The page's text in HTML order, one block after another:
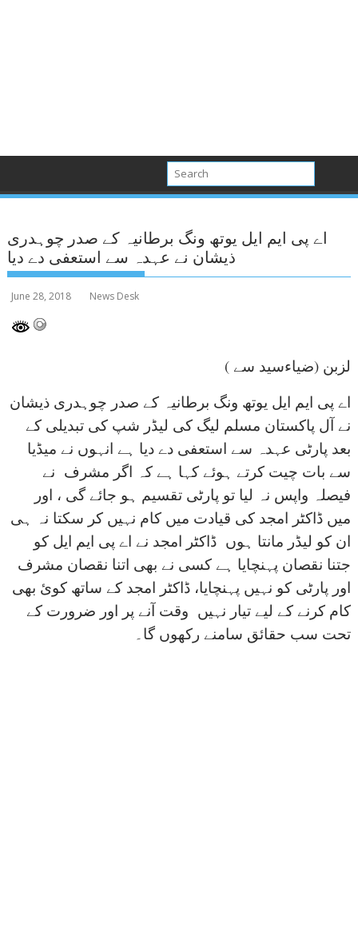
اے پی ایم ایل یوتھ ونگ برطانیہ کے صدر چوہدری
ذیشان نے عہدہ سے استعفی دے دیا
June 28, 2018 News Desk
لزبن (ضیاءسید سے )
اے پی ایم ایل یوتھ ونگ برطانیہ کے صدر چوہدری ذیشان
نے آل پاکستان مسلم لیگ کی لیڈر شپ کی تبدیلی کے
بعد پارٹی عہدہ سے استعفی دے دیا ہے انہوں نے میڈیا
سے بات چیت کرتے ہوئے کہا ہے کہ اگر مشرف نے
فیصلہ واپس نہ لیا تو پارٹی تقسیم ہو جائے گی ، اور
میں ڈاکٹر امجد کی قیادت میں کام نہیں کر سکتا نہ ہی
ان کو لیڈر مانتا ہوں ڈاکٹر امجد نے اے پی ایم ایل کو
جتنا نقصان پہنچایا ہے کسی نے بھی اتنا نقصان مشرف
اور پارٹی کو نہیں پہنچایا، ڈاکٹر امجد کے ساتھ کوئ بھی
کام کرنے کے لیے تیار نہیں وقت آنے پر اور ضرورت کے
تحت سب حقائق سامنے رکھوں گا۔